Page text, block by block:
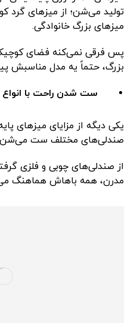
تولید می‌شن؛ از میزهای گرد
میزهای بزرگ خانوادگی.
پس فرقی نمی‌کنه فضای
بزرگ، حتماً یه مدل مناسبش
ست شدن راحت با
یکی دیگه از مزایای میزهای
صندلی‌های مختلف ست
از صندلی‌های چوبی و فلزی
مدرن، همه باهاش هماهنگ